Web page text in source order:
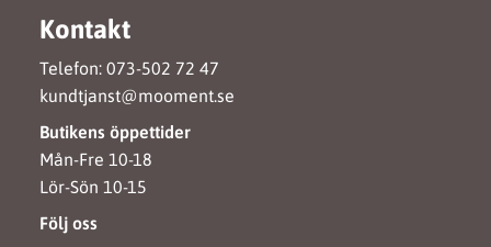
Kontakt
Telefon: 073-502 72 47
kundtjanst@mooment.se
Butikens öppettider
Mån-Fre 10-18
Lör-Sön 10-15
Följ oss